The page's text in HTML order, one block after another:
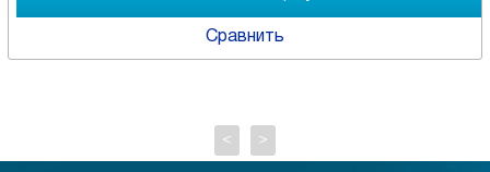
Сравнить
< >